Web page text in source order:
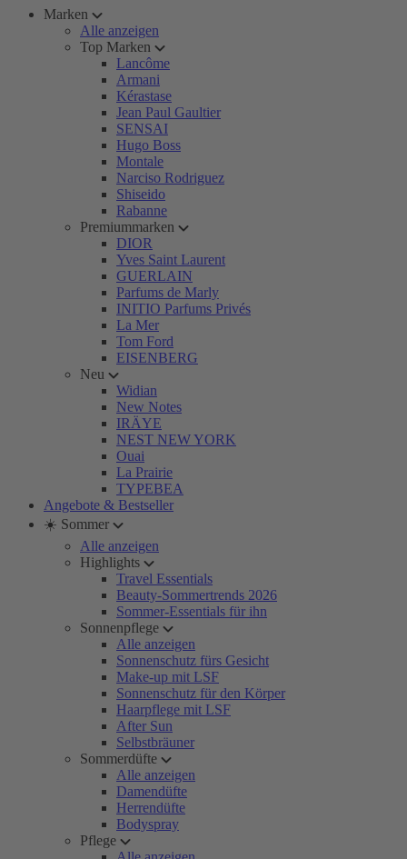
Marken
Alle anzeigen
Top Marken
Lancôme
Armani
Kérastase
Jean Paul Gaultier
SENSAI
Hugo Boss
Montale
Narciso Rodriguez
Shiseido
Rabanne
Premiummarken
DIOR
Yves Saint Laurent
GUERLAIN
Parfums de Marly
INITIO Parfums Privés
La Mer
Tom Ford
EISENBERG
Neu
Widian
New Notes
IRÄYE
NEST NEW YORK
Ouai
La Prairie
TYPEBEA
Angebote & Bestseller
☀️ Sommer
Alle anzeigen
Highlights
Travel Essentials
Beauty-Sommertrends 2026
Sommer-Essentials für ihn
Sonnenpflege
Alle anzeigen
Sonnenschutz fürs Gesicht
Make-up mit LSF
Sonnenschutz für den Körper
Haarpflege mit LSF
After Sun
Selbstbräuner
Sommerdüfte
Alle anzeigen
Damendüfte
Herrendüfte
Bodyspray
Pflege